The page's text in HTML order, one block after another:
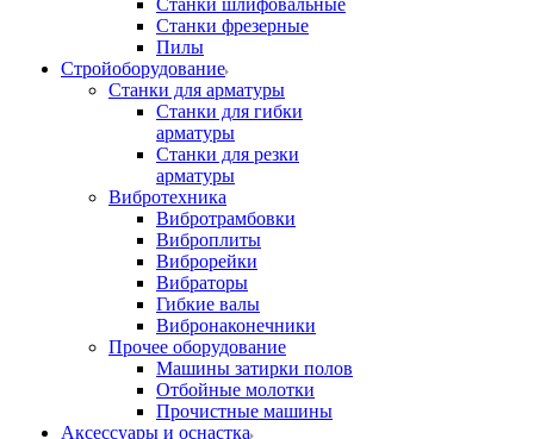
Станки шлифовальные
Станки фрезерные
Пилы
Стройоборудование
Станки для арматуры
Станки для гибки
арматуры
Станки для резки
арматуры
Вибротехника
Вибротрамбовки
Виброплиты
Виброрейки
Вибраторы
Гибкие валы
Вибронаконечники
Прочее оборудование
Машины затирки полов
Отбойные молотки
Прочистные машины
Аксeccyapы и оснастка